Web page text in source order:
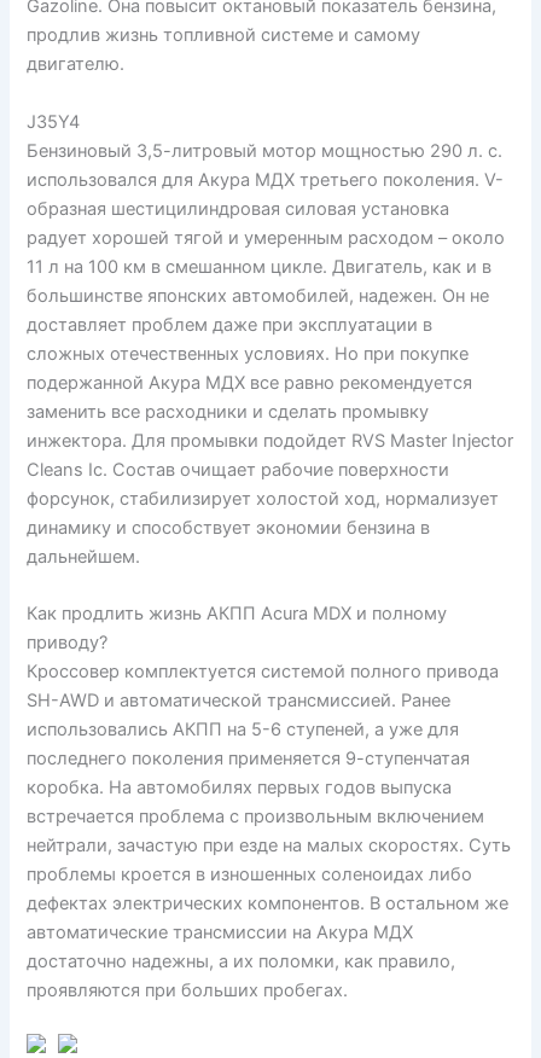
Gazoline. Она повысит октановый показатель бензина,
продлив жизнь топливной системе и самому
двигателю.
J35Y4
Бензиновый 3,5-литровый мотор мощностью 290 л. с.
использовался для Акура МДХ третьего поколения. V-
образная шестицилиндровая силовая установка
радует хорошей тягой и умеренным расходом – около
11 л на 100 км в смешанном цикле. Двигатель, как и в
большинстве японских автомобилей, надежен. Он не
доставляет проблем даже при эксплуатации в
сложных отечественных условиях. Но при покупке
подержанной Акура МДХ все равно рекомендуется
заменить все расходники и сделать промывку
инжектора. Для промывки подойдет RVS Master Injector
Cleans Ic. Состав очищает рабочие поверхности
форсунок, стабилизирует холостой ход, нормализует
динамику и способствует экономии бензина в
дальнейшем.
Как продлить жизнь АКПП Acura MDX и полному
приводу?
Кроссовер комплектуется системой полного привода
SH-AWD и автоматической трансмиссией. Ранее
использовались АКПП на 5-6 ступеней, а уже для
последнего поколения применяется 9-ступенчатая
коробка. На автомобилях первых годов выпуска
встречается проблема с произвольным включением
нейтрали, зачастую при езде на малых скоростях. Суть
проблемы кроется в изношенных соленоидах либо
дефектах электрических компонентов. В остальном же
автоматические трансмиссии на Акура МДХ
достаточно надежны, а их поломки, как правило,
проявляются при больших пробегах.